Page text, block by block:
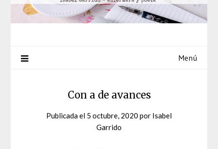
Menú
Con a de avances
Publicada el 5 octubre, 2020 por Isabel
Garrido